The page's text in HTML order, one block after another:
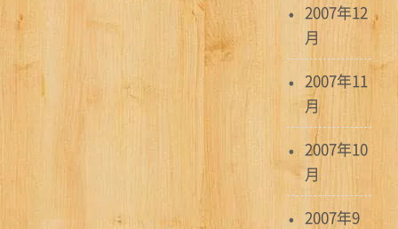
2007年12
月
2007年11
月
2007年10
月
2007年9